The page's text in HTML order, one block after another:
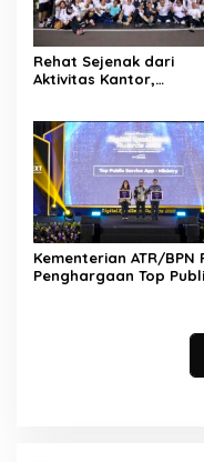
Rehat Sejenak dari
Aktivitas Kantor,
Sepulang Kerja
Kementerian ATR/BPN
Penghargaan Top